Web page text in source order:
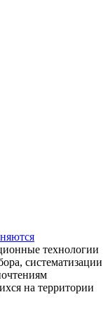
технологии
систематизации
на территории